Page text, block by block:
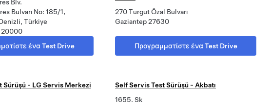
Blv.
Bulvarı No: 185/1,
Türkiye
20000
ένα Test Drive
270 Turgut Özal Bulvarı
Gaziantep 27630
Προγραμματίστε ένα Test Drive
Sürüşü - LG Servis Merkezi
Self Servis Test Sürüşü - Akbatı
1655. Sk